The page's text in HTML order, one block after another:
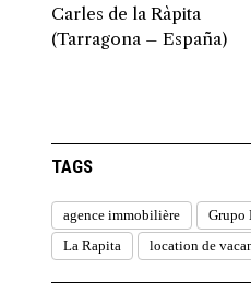
Carles de la Ràpita
(Tarragona – España)
TAGS
agence immobilière
Grupo
La Rapita
location de